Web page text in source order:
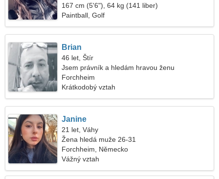
167 cm (5'6"), 64 kg (141 liber)
Paintball, Golf
Brian
46 let, Štír
Jsem právník a hledám hravou ženu
Forchheim
Krátkodobý vztah
Janine
21 let, Váhy
Žena hledá muže 26-31
Forchheim, Německo
Vážný vztah